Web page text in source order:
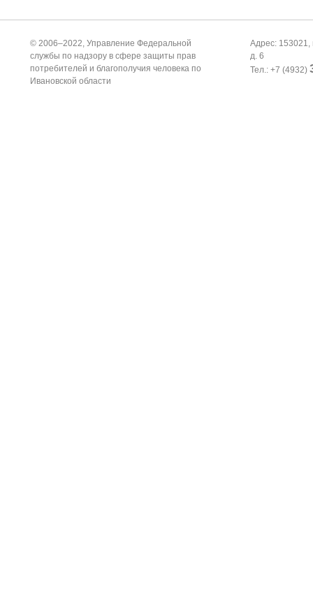
© 2006–2022, Управление Федеральной
службы по надзору в сфере защиты прав
потребителей и благополучия человека по
Ивановской области
Адрес: 153021,
д. 6
Тел.: +7 (4932)